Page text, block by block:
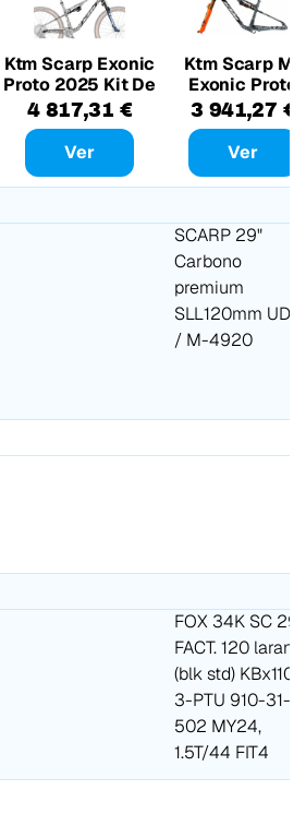
Ktm Scarp Exonic
Proto 2025 Kit De
Moldura Com
Rock Shox Flight
Attendant
4 817,31 €
Ver
Ktm Scarp Mt
Exonic Proto
2025 Kit De
Quadro Con
Suspensione
3 941,27 €
Ver
SCARP 29"
Carbono
premium
SLL120mm UDH
/ M-4920
FOX 34K SC 29
FACT. 120 laranja
(blk std) KBx110
3-PTU 910-31-
502 MY24,
1.5T/44 FIT4